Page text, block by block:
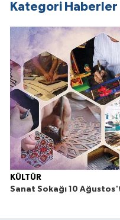
Kategori Haberler
KÜLTÜR
Sanat Sokağı 10